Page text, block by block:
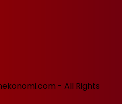
- All Rights